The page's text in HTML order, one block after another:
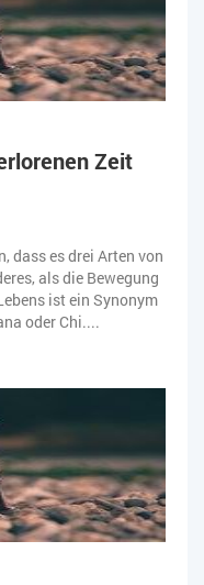
Zeit
dass es drei Arten von
als die Bewegung
ist ein Synonym
oder Chi....